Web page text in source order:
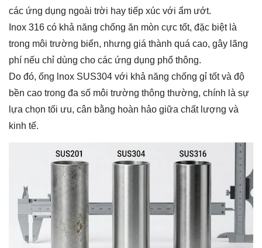
các ứng dụng ngoài trời hay tiếp xúc với ẩm ướt.
Inox 316 có khả năng chống ăn mòn cực tốt, đặc biệt là
trong môi trường biển, nhưng giá thành quá cao, gây lãng
phí nếu chỉ dùng cho các ứng dụng phổ thông.
Do đó, ống lnox SUS304 với khả năng chống gỉ tốt và độ
bền cao trong đa số môi trường thông thường, chính là sự
lựa chọn tối ưu, cân bằng hoàn hảo giữa chất lượng và
kinh tế.